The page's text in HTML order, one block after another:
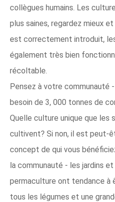
collègues humains. Les
plus saines, regardez mieux
est correctement introduit,
également très bien
récoltable.
Pensez à votre communauté
besoin de 3, 000 tonnes de
Quelle culture unique que les
cultivent? Si non, il est peut-
concept de qui vous
la communauté - les jardins
permaculture ont tendance à
tous les légumes et une